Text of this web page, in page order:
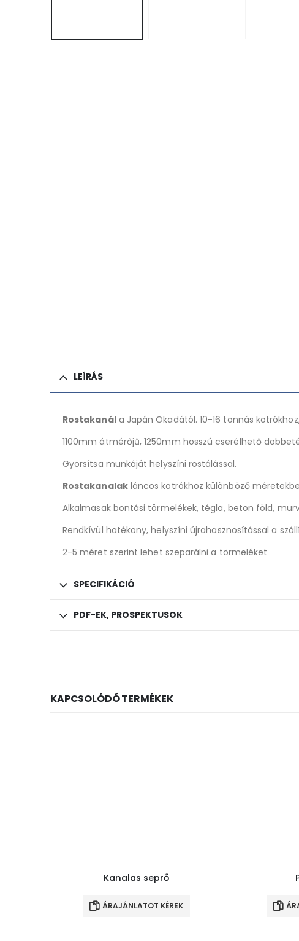
LEÍRÁS
Rostakanála Japán Okadától. 10-16 tonnás
1100mm átmérőjű, 1250mm hosszú cserélhető
Gyorsítsa munkáját helyszíni rostálással.
Rostakanalakláncos kotrókhoz különböző
Alkalmasak bontási törmelékek, tégla, beton föld,
Rendkívül hatékony, helyszíni újrahasznosítással a
2-5 méret szerint lehet szeparálni a törmeléket
SPECIFIKÁCIÓ
PDF-EK, PROSPEKTUSOK
KAPCSOLÓDÓ TERMÉKEK
Kanalas seprő
ÁRAJÁNLATOT KÉREK